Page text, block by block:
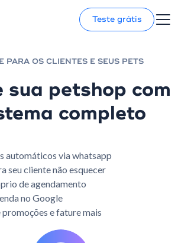
Teste grátis
PARA OS CLIENTES E SEUS PETS
sua petshop com
completo
automáticos via whatsapp
seu cliente não esquecer
de agendamento
no Google
e fature mais